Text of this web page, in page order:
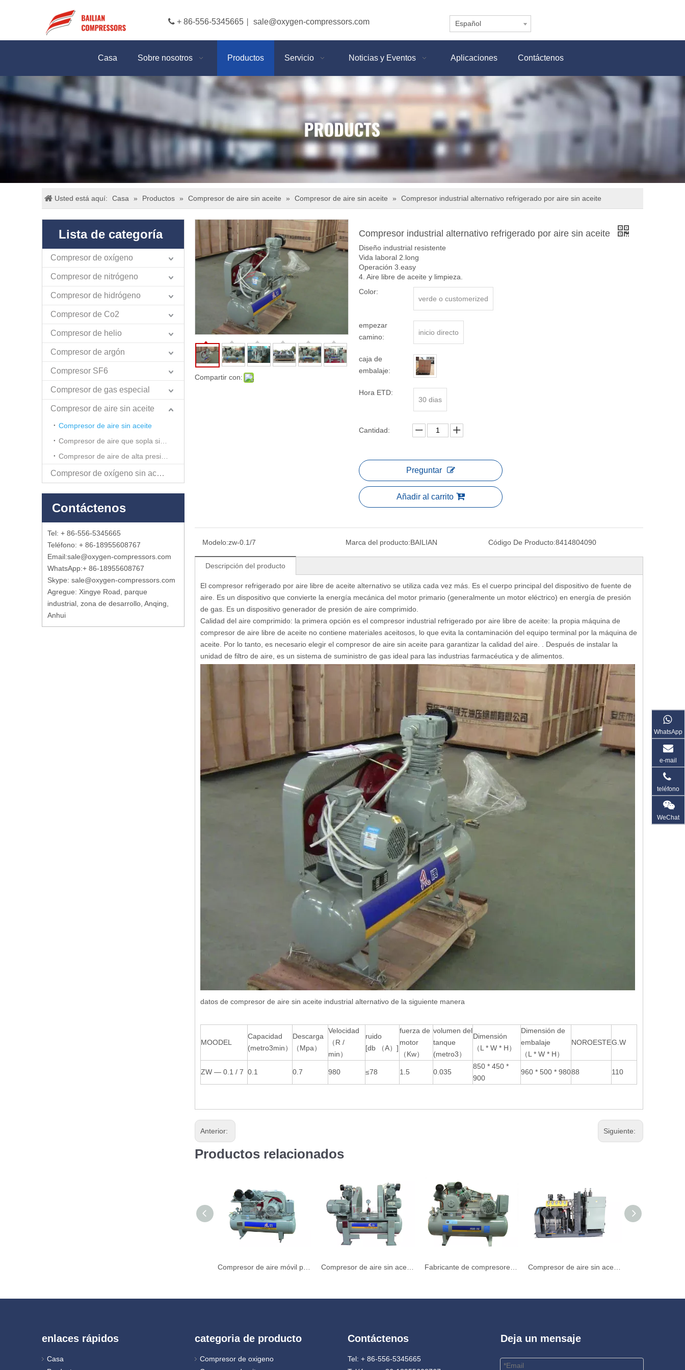
 + 86-556-5345665 sale@oxygen-compressors.com Español
Casa Sobre nosotros Productos Servicio Noticias y Eventos Aplicaciones Contáctenos
Usted está aquí: Casa » Productos » Compresor de aire sin aceite » Compresor de aire sin aceite » Compresor industrial alternativo refrigerado por aire sin aceite
Lista de categoría
Compresor de oxígeno
Compresor de nitrógeno
Compresor de hidrógeno
Compresor de Co2
Compresor de helio
Compresor de argón
Compresor SF6
Compresor de gas especial
Compresor de aire sin aceite
Compresor de aire sin aceite
Compresor de oxígeno sin aceite
Contáctenos
Tel: + 86-556-5345665
Teléfono: + 86-18955608767
Email:sale@oxygen-compressors.com
WhatsApp:+ 86-18955608767
Skype: sale@oxygen-compressors.com
Agregue: Xingye Road, parque
industrial, zona de desarrollo, Anqing,
Anhui
Compartir con:
Compresor industrial alternativo refrigerado por aire sin aceite
Diseño industrial resistente
Vida laboral 2.long
Operación 3.easy
4. Aire libre de aceite y limpieza.
Color:
verde o customerized
empezar
camino:
inicio directo
caja de
embalaje:
Hora ETD:
30 dias
Cantidad:
Preguntar
Añadir al carrito
Modelo:zw-0.1/7 Marca del producto:BAILIAN Código De Producto:8414804090
Descripción del producto
El compresor refrigerado por aire libre de aceite alternativo se utiliza cada vez más. Es el cuerpo principal del dispositivo de fuente de
aire. Es un dispositivo que convierte la energía mecánica del motor primario (generalmente un motor eléctrico) en energía de presión
de gas. Es un dispositivo generador de presión de aire comprimido.
Calidad del aire comprimido: la primera opción es el compresor industrial refrigerado por aire libre de aceite: la propia máquina de
compresor de aire libre de aceite no contiene materiales aceitosos, lo que evita la contaminación del equipo terminal por la máquina de
aceite. Por lo tanto, es necesario elegir el compresor de aire sin aceite para garantizar la calidad del aire. . Después de instalar la
unidad de filtro de aire, es un sistema de suministro de gas ideal para las industrias farmacéutica y de alimentos.
datos de compresor de aire sin aceite industrial alternativo de la siguiente manera
MOODEL
Capacidad
(metro3min）
Descarga
（Mpa）
Velocidad
（R /
min）
ruido
[db （A）]
fuerza de
motor
（Kw）
volumen del
tanque
(metro3）
Dimensión
（L * W * H）
Dimensión de
embalaje
（L * W * H）
NOROESTEG.W
ZW — 0.1 / 7 0.1 0.7 980 ≤78 1.5 0.035
850 * 450 *
900
960 * 500 * 98088 110
Anterior: Siguiente:
Productos relacionados
WhatsApp
e-mail
teléfono
WeChat
enlaces rápidos
Casa
categoria de producto
Compresor de oxigeno
Contáctenos
Tel: + 86-556-5345665
Deja un mensaje